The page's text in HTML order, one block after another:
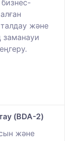
бизнес-
талдау және
заманауи
(BDA-2)
және